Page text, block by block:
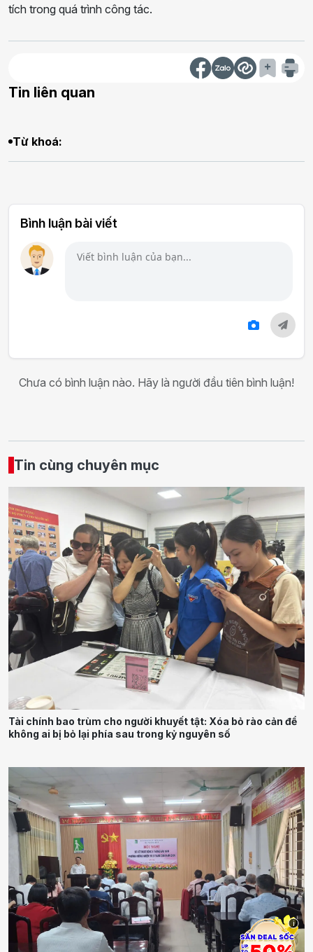
tích trong quá trình công tác.
Tin liên quan
Từ khoá:
Bình luận bài viết
Chưa có bình luận nào. Hãy là người đầu tiên bình luận!
Tin cùng chuyên mục
Tài chính bao trùm cho người khuyết tật: Xóa bỏ rào cản để
không ai bị bỏ lại phía sau trong kỷ nguyên số
i